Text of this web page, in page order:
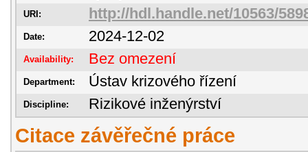
URI: http://hdl.handle.net/10563/
Date: 2024-12-02
Availability: Bez omezení
Department: Ústav krizového řízení
Discipline: Rizikové inženýrství
Citace závěřečné práce